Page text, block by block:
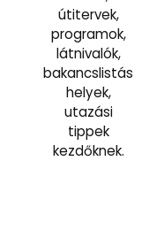
útitervek,
programok,
látnivalók,
bakancslistás
helyek,
utazási
tippek
kezdőknek.